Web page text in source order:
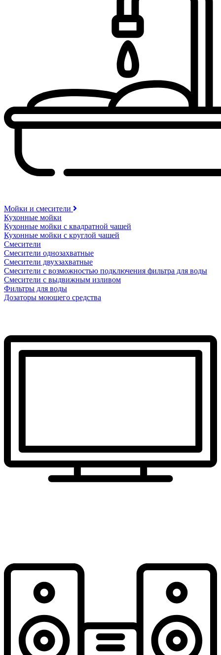
Мойки и смесители
Кухонные мойки
Кухонные мойки с квадратной чашей
Кухонные мойки с круглой чашей
Смесители
Смесители однозахватные
Смесители двухзахватные
Смесители с возможностью подключения фильтра для воды
Смесители с выдвижным изливом
Фильтры для воды
Дозаторы моющего средства